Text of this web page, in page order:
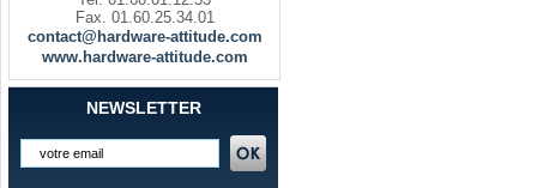
Fax. 01.60.25.34.01
contact@hardware-attitude.com
www.hardware-attitude.com
NEWSLETTER